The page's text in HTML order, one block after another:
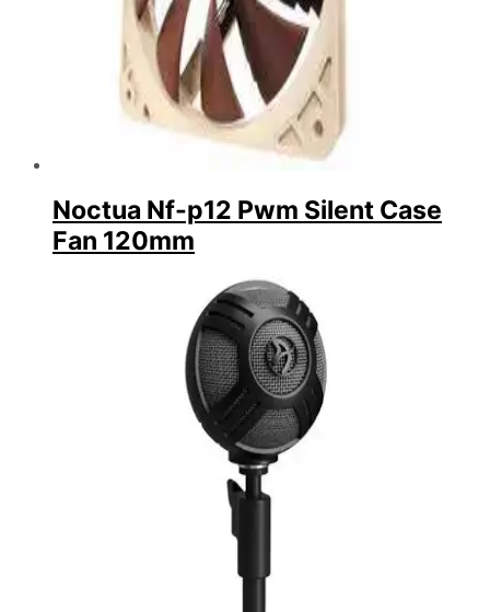
Noctua Nf-p12 Pwm Silent Case
Fan 120mm